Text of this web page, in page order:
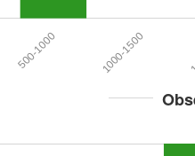
1000-1500
500-1000